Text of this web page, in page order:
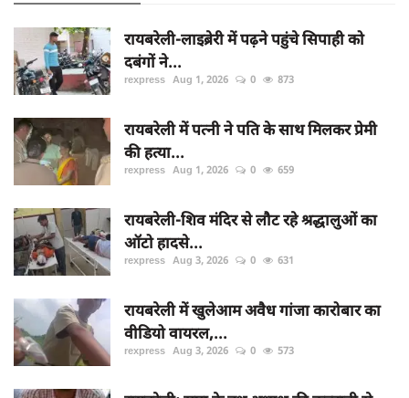
रायबरेली-लाइब्रेरी में पढ़ने पहुंचे सिपाही को
दबंगों ने...
rexpress Aug 1, 2026 0 873
रायबरेली में पत्नी ने पति के साथ मिलकर प्रेमी
की हत्या...
rexpress Aug 1, 2026 0 659
रायबरेली-शिव मंदिर से लौट रहे श्रद्धालुओं का
ऑटो हादसे...
rexpress Aug 3, 2026 0 631
रायबरेली में खुलेआम अवैध गांजा कारोबार का
वीडियो वायरल,...
rexpress Aug 3, 2026 0 573